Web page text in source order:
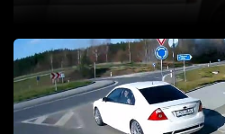
Sledujte prima+
Přihlášení